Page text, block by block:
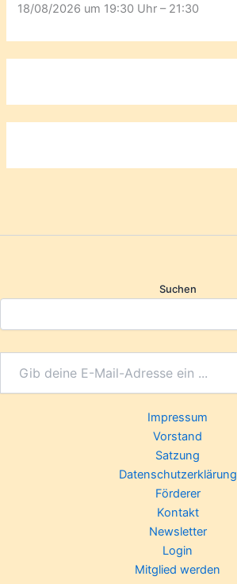
18/08/2026 um 19:30 Uhr – 21:30
Suchen
Impressum
Vorstand
Satzung
Datenschutzerklärung
Förderer
Kontakt
Newsletter
Login
Mitglied werden